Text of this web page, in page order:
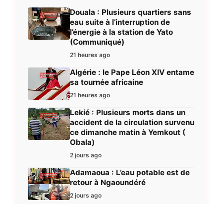
Douala : Plusieurs quartiers sans
eau suite à l’interruption de
l’énergie à la station de Yato
(Communiqué)
21 heures ago
Algérie : le Pape Léon XIV entame
sa tournée africaine
21 heures ago
Lekié : Plusieurs morts dans un
accident de la circulation survenu
ce dimanche matin à Yemkout (
Obala)
2 jours ago
Adamaoua : L’eau potable est de
retour à Ngaoundéré
2 jours ago